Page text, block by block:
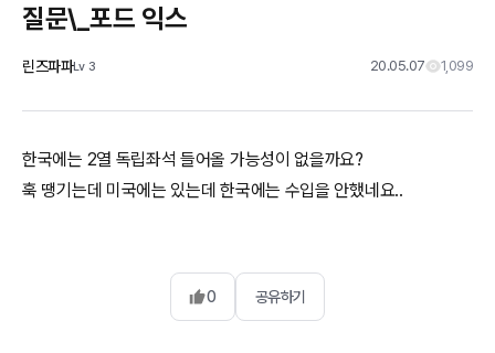
질문\_포드 익스
린즈파파Lv 3 20.05.07 1,099
한국에는 2열 독립좌석 들어올 가능성이 없을까요?
훅 땡기는데 미국에는 있는데 한국에는 수입을 안했네요..
0 공유하기